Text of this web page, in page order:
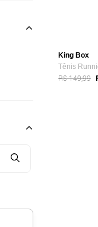
King Box
Tênis
R$ 149,99